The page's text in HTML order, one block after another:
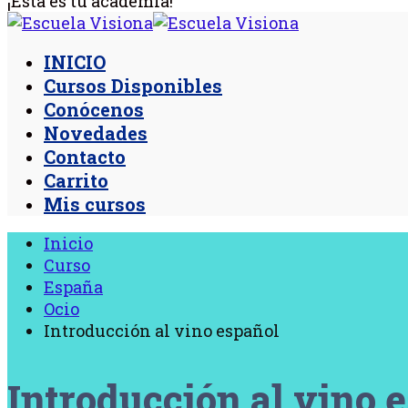
INICIO
Cursos Disponibles
Conócenos
Novedades
Contacto
Carrito
Mis cursos
Inicio
Curso
España
Ocio
Introducción al vino español